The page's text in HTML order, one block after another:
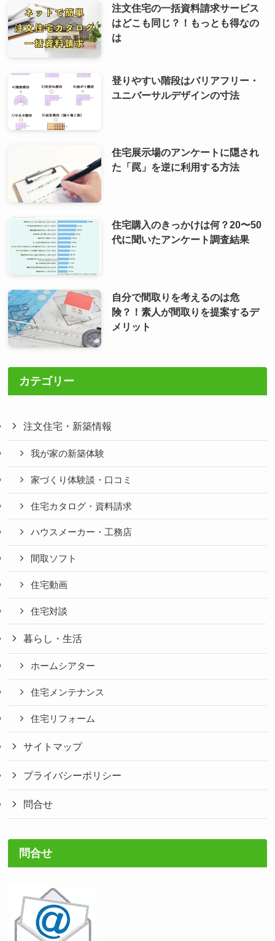
注文住宅の一括資料請求サービス
はどこも同じ？！もっとも得なの
は
登りやすい階段はバリアフリー・
ユニバーサルデザインの寸法
住宅展示場のアンケートに隠され
た「罠」を逆に利用する方法
住宅購入のきっかけは何？20〜50
代に聞いたアンケート調査結果
自分で間取りを考えるのは危
険？！素人が間取りを提案するデ
メリット
カテゴリー
注文住宅・新築情報
我が家の新築体験
家づくり体験談・口コミ
住宅カタログ・資料請求
ハウスメーカー・工務店
間取ソフト
住宅動画
住宅対談
暮らし・生活
ホームシアター
住宅メンテナンス
住宅リフォーム
サイトマップ
プライバシーポリシー
問合せ
問合せ